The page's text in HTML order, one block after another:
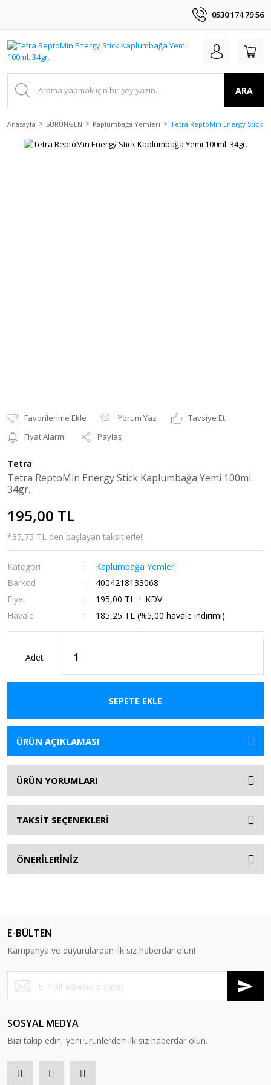
0530 174 79 56
ARA
Anasayfa SÜRÜNGEN Kaplumbağa Yemleri Tetra ReptoMin Energy Stick
Yorum Yaz
Tavsiye Et
Fiyat Alarmı
Paylaş
Tetra
Tetra ReptoMin Energy Stick Kaplumbağa Yemi 100ml.
34gr.
195,00 TL
*35,75 TL den başlayan taksitlerle!!
Kategori
Kaplumbağa Yemleri
Barkod
4004218133068
Fiyat
195,00 TL + KDV
Havale
185,25 TL (%5,00 havale indirimi)
Adet
SEPETE EKLE
ÜRÜN AÇIKLAMASI
ÜRÜN YORUMLARI
TAKSİT SEÇENEKLERİ
ÖNERİLERİNİZ
E-BÜLTEN
Kampanya ve duyurulardan ilk siz haberdar olun!
SOSYAL MEDYA
Bizi takip edin, yeni ürünlerden ilk siz haberdar olun.